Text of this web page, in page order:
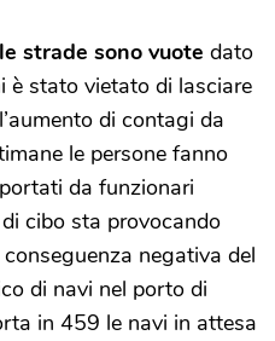
strade sono vuote dato
è stato vietato di lasciare
di contagi da
le persone fanno
da funzionari
cibo sta provocando
conseguenza negativa del
di navi nel porto di
in 459 le navi in attesa